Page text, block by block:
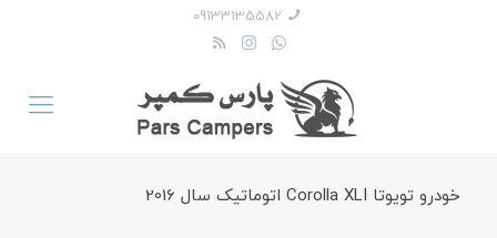
09133135582
خودرو تویوتا Corolla XLI اتوماتیک سال 2016